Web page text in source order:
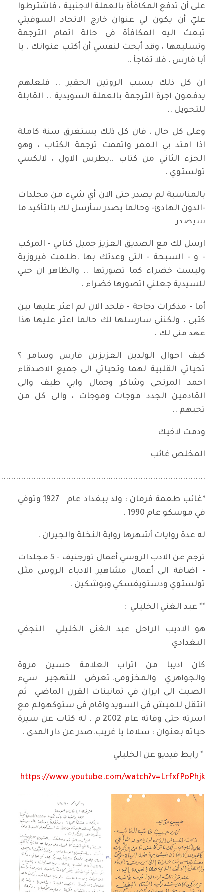
على أن تدفع المكافأة بالعملة الاجنبية ، فاشترطوا
عليّ أن يكون لي عنوان خارج الاتحاد السوفيتي
تبعث اليه المكافأة في حالة اتمام الترجمة
وتسليمها ، وقد أبحت لنفسي أن أكتب عنوانك ، يا
أبا فارس ، فلا تفاجأ ..
ان كل ذلك بسبب الروتين الحقير .. فلعلهم
يدفعون اجرة الترجمة بالعملة السويدية .. القابلة
للتحويل ..
وعلى كل حال ، فان كل ذلك يستغرق سنة كاملة
اذا امتد بي العمر واتممت ترجمة الكتاب ، وهو
الجزء الثاني من كتاب ..بطرس الاول ، لالكسي
تولستوي .
بالمناسبة لم يصدر حتى الان أي شيء من مجلدات
-الدون الهادئ- وحالما يصدر سأرسل لك بالتأكيد ما
سيصدر.
ارسل لك مع الصديق العزيز جميل كتابي - المركب
- و - السبحة - التي وعدتك بها .طلعت فيروزية
وليست خضراء كما تصورتها .. والظاهر ان حبي
للسيدية جعلني اتصورها خضراء .
أما - مذكرات دجاجة - فلحد الان لم اعثر عليها بين
كتبي ، ولكنني سارسلها لك حالما اعثر عليها هذا
عهد مني لك .
كيف احوال الولدين العزيزين فارس وسامر ؟
تحياتي القلبية لهما وتحياتي الى جميع الاصدقاء
احمد المرتجى وشاكر وجمال وابي طيف والى
القادمين الجدد موجات وموجات ، والى كل من
تحبهم ..
ودمت لاخيك
المخلص غائب
*غائب طعمة فرمان : ولد ببغداد عام 1927 وتوفي
في موسكو عام 1990 .
له عدة روايات أشهرها رواية النخلة والجيران .
ترجم عن الادب الروسي أعمال تورجنيف - 5 مجلدات
- اضافة الى أعمال مشاهير الادباء الروس مثل
تولستوي ودستويفسكي وبوشكين .
** عبد الغني الخليلي :
هو الاديب الراحل عبد الغني الخليلي النجفي
البغدادي
كان اديبا من اتراب العلامة حسين مروة
والجواهري والمخزومي.،تعرض للتهجير سيء
الصيت الى ايران في ثمانينات القرن الماضي ثم
انتقل للعيش في السويد واقام في ستوكهولم مع
اسرته حتى وفاته عام 2002 م . له كتاب عن سيرة
حياته بعنوان : سلاما يا غريب.صدر عن دار المدى .
* رابط فيديو عن الخليلي
https://www.youtube.com/watch?v=LrfxfPoPhjk